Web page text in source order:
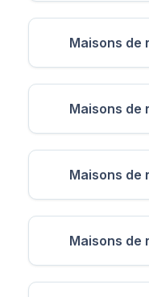
Maisons de
Maisons de
Maisons de
Maisons de